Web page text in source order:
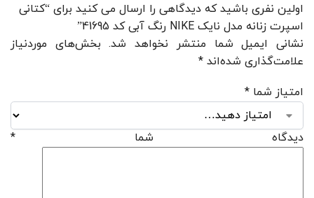
اولین نفری باشید که دیدگاهی را ارسال می کنید برای “کتانی
اسپرت زنانه مدل نایک NIKE رنگ آبی کد 41695”
نشانی ایمیل شما منتشر نخواهد شد. بخش‌های موردنیاز
علامت‌گذاری شده‌اند *
امتیاز شما *
دیدگاه شما *